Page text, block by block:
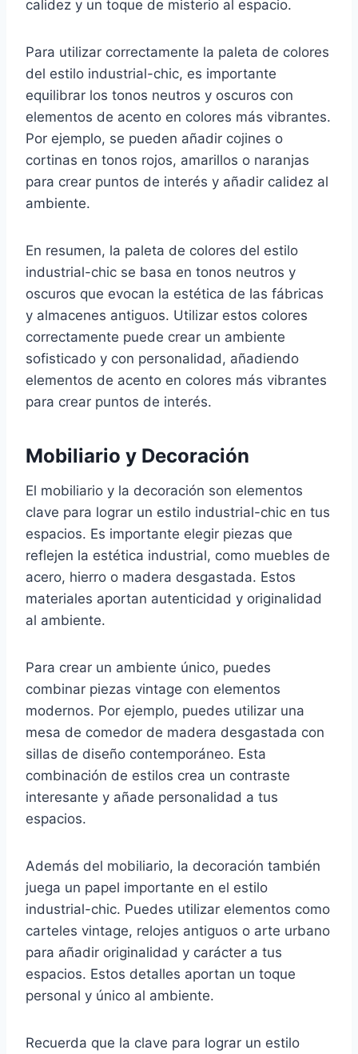
calidez y un toque de misterio al espacio.
Para utilizar correctamente la paleta de colores
del estilo industrial-chic, es importante
equilibrar los tonos neutros y oscuros con
elementos de acento en colores más vibrantes.
Por ejemplo, se pueden añadir cojines o
cortinas en tonos rojos, amarillos o naranjas
para crear puntos de interés y añadir calidez al
ambiente.
En resumen, la paleta de colores del estilo
industrial-chic se basa en tonos neutros y
oscuros que evocan la estética de las fábricas
y almacenes antiguos. Utilizar estos colores
correctamente puede crear un ambiente
sofisticado y con personalidad, añadiendo
elementos de acento en colores más vibrantes
para crear puntos de interés.
Mobiliario y Decoración
El mobiliario y la decoración son elementos
clave para lograr un estilo industrial-chic en tus
espacios. Es importante elegir piezas que
reflejen la estética industrial, como muebles de
acero, hierro o madera desgastada. Estos
materiales aportan autenticidad y originalidad
al ambiente.
Para crear un ambiente único, puedes
combinar piezas vintage con elementos
modernos. Por ejemplo, puedes utilizar una
mesa de comedor de madera desgastada con
sillas de diseño contemporáneo. Esta
combinación de estilos crea un contraste
interesante y añade personalidad a tus
espacios.
Además del mobiliario, la decoración también
juega un papel importante en el estilo
industrial-chic. Puedes utilizar elementos como
carteles vintage, relojes antiguos o arte urbano
para añadir originalidad y carácter a tus
espacios. Estos detalles aportan un toque
personal y único al ambiente.
Recuerda que la clave para lograr un estilo